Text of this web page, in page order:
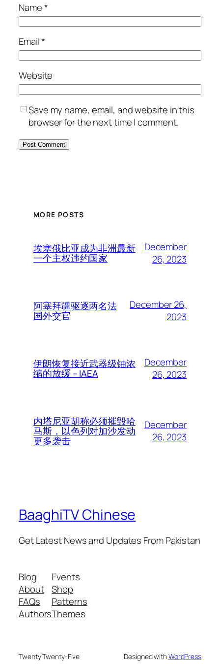
Name*
Email*
Website
Save my name, email, and website in this
browser for the next time I comment.
MORE POSTS
埃塞俄比亚成为非洲最新
一个主权违约国家
December
26, 2023
阿塞拜疆驱逐两名法
国外交官
December 26,
2023
伊朗恢复接近武器级铀浓
缩的放缓 – IAEA
December
26, 2023
内塔尼亚胡称必须摧毁哈
马斯，以色列对加沙发动
更多袭击
December
26, 2023
BaaghiTV Chinese
Get Latest News and Updates From Pakistan
Blog
About
FAQs
Authors
Events
Shop
Patterns
Themes
Twenty Twenty-Five Designed withWordPress